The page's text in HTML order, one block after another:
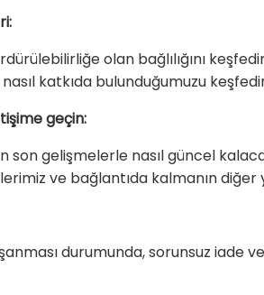
olan bağlılığını
katkıda bulunduğumuzu
geçin:
son gelişmelerle nasıl güncel
ve bağlantıda kalmanın diğer
durumunda, sorunsuz iade